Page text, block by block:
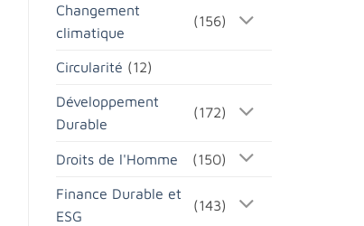
Changement
climatique
(156)
Circularité (12)
Développement
Durable
(172)
Droits de l'Homme (150)
Finance Durable et
ESG
(143)